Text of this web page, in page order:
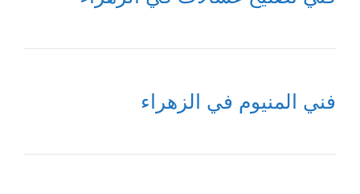
فني المنيوم في الزهراء